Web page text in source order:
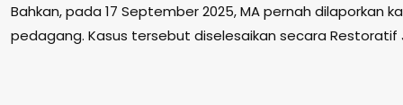
Bahkan, pada 17 September 2025, MA pernah dilaporkan
pedagang. Kasus tersebut diselesaikan secara Restoratif